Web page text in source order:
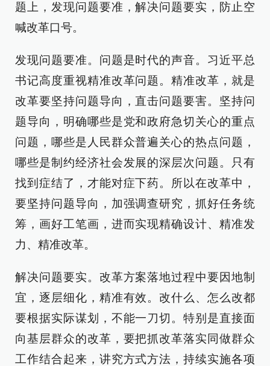
题上，发现问题要准，解决问题要实，防止空
喊改革口号。
发现问题要准。问题是时代的声音。习近平总
书记高度重视精准改革问题。精准改革，就是
改革要坚持问题导向，直击问题要害。坚持问
题导向，明确哪些是党和政府急切关心的重点
问题，哪些是人民群众普遍关心的热点问题，
哪些是制约经济社会发展的深层次问题。只有
找到症结了，才能对症下药。所以在改革中，
要坚持问题导向，加强调查研究，抓好任务统
筹，画好工笔画，进而实现精确设计、精准发
力、精准改革。
解决问题要实。改革方案落地过程中要因地制
宜，逐层细化，精准有效。改什么、怎么改都
要根据实际谋划，不能一刀切。特别是直接面
向基层群众的改革，要把抓改革落实同做群众
工作结合起来，讲究方式方法，持续实施各项